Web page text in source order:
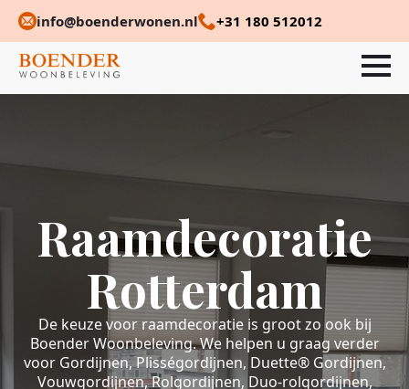
info@boenderwonen.nl +31 180 512012
Raamdecoratie
Rotterdam
De keuze voor raamdecoratie is groot zo ook bij
Boender Woonbeleving. We helpen u graag verder
voor Gordijnen, Plisségordijnen, Duette® Gordijnen,
Vouwgordijnen, Rolgordijnen, Duo-rolgordijnen,